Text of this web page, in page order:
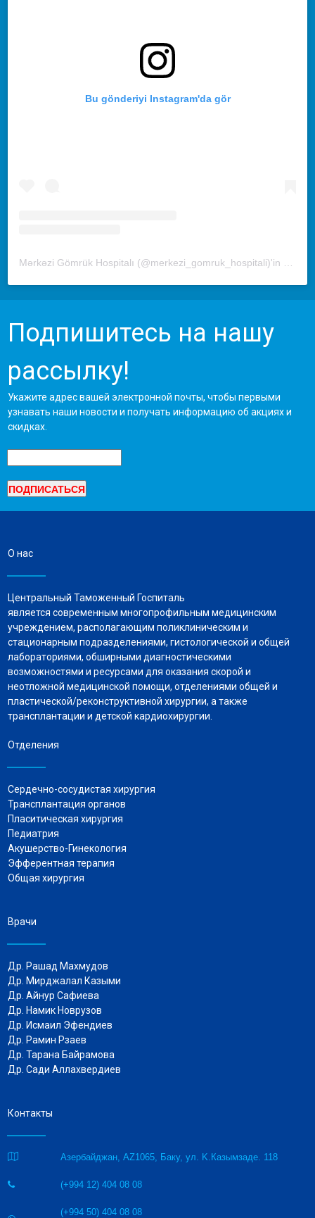
Bu gönderiyi Instagram'da gör
Подпишитесь на нашу
рассылку!
Укажите адрес вашей электронной почты, чтобы первыми
узнавать наши новости и получать информацию об акциях и
скидках.
О нас
Центральный Таможенный Госпиталь
является современным многопрофильным медицинским
учреждением, располагающим поликлиническим и
стационарным подразделениями, гистологической и общей
лабораториями, обширными диагностическими
возможностями и ресурсами для оказания скорой и
неотложной медицинской помощи, отделениями общей и
пластической/реконструктивной хирургии, а также
трансплантации и детской кардиохирургии.
Отделения
Сердечно-сосудистая хирургия
Трансплантация органов
Пласитическая хирургия
Педиатрия
Акушерство-Гинекология
Эфферентная терапия
Общая хирургия
Врачи
Др. Рашад Махмудов
Др. Мирджалал Казыми
Др. Айнур Сафиева
Др. Намик Новрузов
Др. Исмаил Эфендиев
Др. Рамин Рзаев
Др. Тарана Байрамова
Др. Сади Аллахвердиев
Контакты
 Азербайджан, AZ1065, Баку, ул. K.Казымзаде. 118
 (+994 12) 404 08 08
(+994 50) 404 08 08